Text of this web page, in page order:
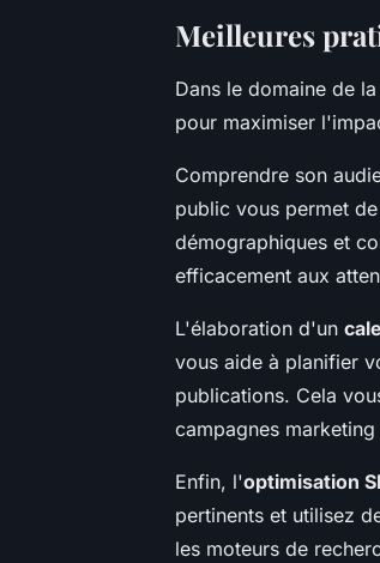
Meilleures
Dans le domaine de la
pour maximiser
Comprendre son
public vous permet
démographiques et
efficacement aux
L'élaboration d'un
vous aide à planifier
publications. Cela
campagnes
Enfin, l'optimisation
pertinents et utilisez
les moteurs de